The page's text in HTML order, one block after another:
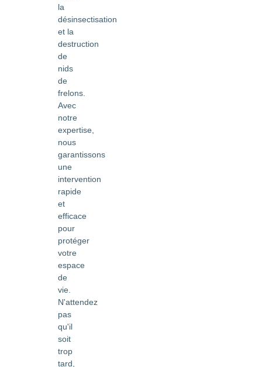
la
désinsectisation
et la
destruction
de
nids
de
frelons.
Avec
notre
expertise,
nous
garantissons
une
intervention
rapide
et
efficace
pour
protéger
votre
espace
de
vie.
N'attendez
pas
qu'il
soit
trop
tard,